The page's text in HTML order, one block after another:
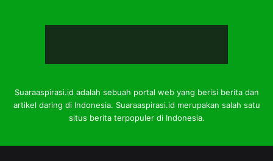
Suaraaspirasi.id adalah sebuah portal web yang berisi berita dan
artikel daring di Indonesia. Suaraaspirasi.id merupakan salah satu
situs berita terpopuler di Indonesia.